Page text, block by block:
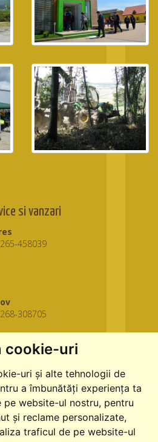
cookie-uri
uri și alte tehnologii de
a îmbunătăți experiența ta
pe website-ul nostru, pentru
și reclame personalizate,
traficul de pe website-ul
si vanzari
458039
308705
podurirulante.ro